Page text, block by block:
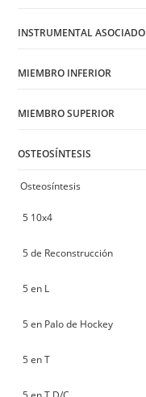
INSTRUMENTAL ASOCIADO
MIEMBRO INFERIOR
MIEMBRO SUPERIOR
OSTEOSÍNTESIS
Osteosíntesis
5 10x4
5 de Reconstrucción
5 en L
5 en Palo de Hockey
5 en T